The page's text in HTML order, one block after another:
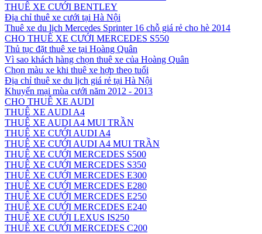
THUÊ XE CƯỚI BENTLEY
Địa chỉ thuê xe cưới tại Hà Nội
Thuê xe du lịch Mercedes Sprinter 16 chỗ giá rẻ cho hè 2014
CHO THUÊ XE CƯỚI MERCEDES S550
Thủ tục đặt thuê xe tại Hoàng Quân
Vì sao khách hàng chọn thuê xe của Hoàng Quân
Chọn màu xe khi thuê xe hợp theo tuổi
Địa chỉ thuê xe du lịch giá rẻ tại Hà Nội
Khuyến mại mùa cưới năm 2012 - 2013
CHO THUÊ XE AUDI
THUÊ XE AUDI A4
THUÊ XE AUDI A4 MUI TRẦN
THUÊ XE CƯỚI AUDI A4
THUÊ XE CƯỚI AUDI A4 MUI TRẦN
THUÊ XE CƯỚI MERCEDES S500
THUÊ XE CƯỚI MERCEDES S350
THUÊ XE CƯỚI MERCEDES E300
THUÊ XE CƯỚI MERCEDES E280
THUÊ XE CƯỚI MERCEDES E250
THUÊ XE CƯỚI MERCEDES E240
THUÊ XE CƯỚI LEXUS IS250
THUÊ XE CƯỚI MERCEDES C200